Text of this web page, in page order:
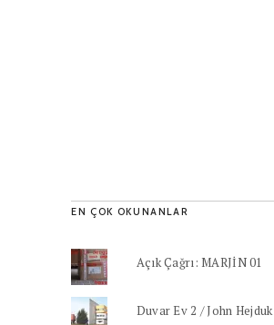
EN ÇOK OKUNANLAR
Açık Çağrı: MARJİN 01
Duvar Ev 2 / John Hejduk